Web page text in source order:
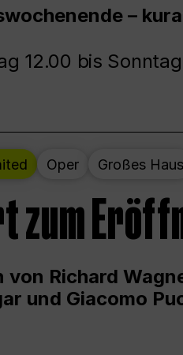
–
12.00 bis
Oper Großes Haus
zum
von Richard
und Giacomo